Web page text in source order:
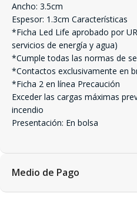
Ancho: 3.5cm
Espesor: 1.3cm Características
*Ficha Led Life aprobado por
servicios de energía y agua)
*Cumple todas las normas de
*Contactos exclusivamente en
*Ficha 2 en línea Precaución
Exceder las cargas máximas
incendio
Presentación: En bolsa
Medio de Pago